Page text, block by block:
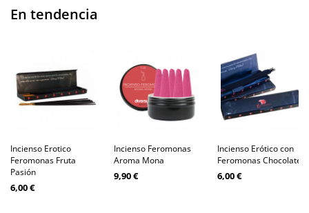
En tendencia
Incienso Erotico
Feromonas Fruta
Pasión
6,00 €
Incienso Feromonas
Aroma Mona
9,90 €
Incienso Erótico con
Feromonas Chocolate
6,00 €